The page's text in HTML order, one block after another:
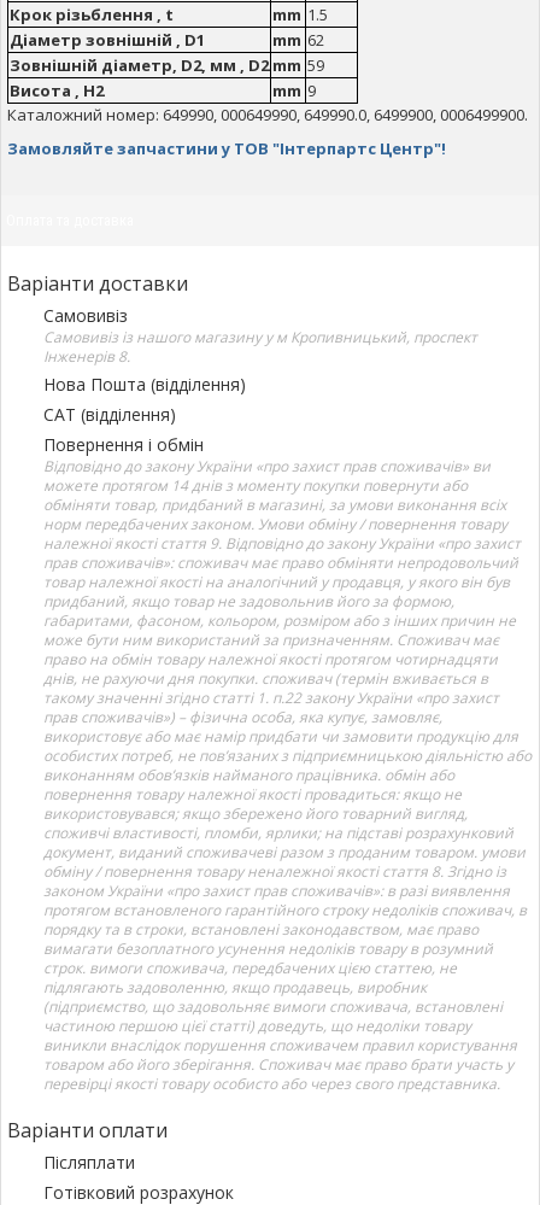
Крок різьблення , t mm 1.5
Діаметр зовнішній , D1
mm 62
Зовнішній діаметр, D2, мм , D2 mm 59
Висота , H2
mm 9
Каталожний номер: 649990, 000649990, 649990.0, 6499900, 0006499900.
Замовляйте запчастини у ТОВ "Інтерпартс Центр"!
Варіанти доставки
Самовивіз
Самовивіз із нашого магазину у м Кропивницький, проспект
Інженерів 8.
Нова Пошта (відділення)
САТ (відділення)
Повернення і обмін
Відповідно до закону України «про захист прав споживачів» ви
можете протягом 14 днів з моменту покупки повернути або
обміняти товар, придбаний в магазині, за умови виконання всіх
норм передбачених законом. Умови обміну / повернення товару
належної якості стаття 9. Відповідно до закону України «про захист
прав споживачів»: споживач має право обміняти непродовольчий
товар належної якості на аналогічний у продавця, у якого він був
придбаний, якщо товар не задовольнив його за формою,
габаритами, фасоном, кольором, розміром або з інших причин не
може бути ним використаний за призначенням. Споживач має
право на обмін товару належної якості протягом чотирнадцяти
днів, не рахуючи дня покупки. споживач (термін вживається в
такому значенні згідно статті 1. п.22 закону України «про захист
прав споживачів») – фізична особа, яка купує, замовляє,
використовує або має намір придбати чи замовити продукцію для
особистих потреб, не пов’язаних з підприємницькою діяльністю або
виконанням обов’язків найманого працівника. обмін або
повернення товару належної якості провадиться: якщо не
використовувався; якщо збережено його товарний вигляд,
споживчі властивості, пломби, ярлики; на підставі розрахунковий
документ, виданий споживачеві разом з проданим товаром. умови
обміну / повернення товару неналежної якості стаття 8. Згідно із
законом України «про захист прав споживачів»: в разі виявлення
протягом встановленого гарантійного строку недоліків споживач, в
порядку та в строки, встановлені законодавством, має право
вимагати безоплатного усунення недоліків товару в розумний
строк. вимоги споживача, передбачених цією статтею, не
підлягають задоволенню, якщо продавець, виробник
(підприємство, що задовольняє вимоги споживача, встановлені
частиною першою цієї статті) доведуть, що недоліки товару
виникли внаслідок порушення споживачем правил користування
товаром або його зберігання. Споживач має право брати участь у
перевірці якості товару особисто або через свого представника.
Варіанти оплати
Післяплати
Готівковий розрахунок